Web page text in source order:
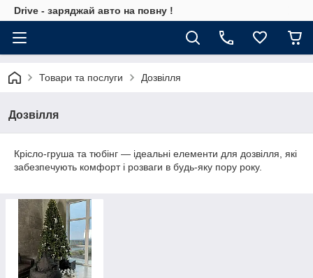
Drive - заряджай авто на повну !
Товари та послуги Дозвілля
Дозвілля
Крісло-груша та тюбінг — ідеальні елементи для дозвілля, які
забезпечують комфорт і розваги в будь-яку пору року.